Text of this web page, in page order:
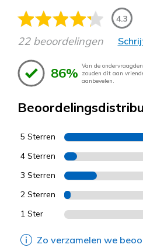
4.3
22 beoordelingen
86% Van de ondervraagden
zouden dit aan
aanbevelen.
5 Sterren
4 Sterren
3 Sterren
2 Sterren
1 Ster
Zo verzamelen we